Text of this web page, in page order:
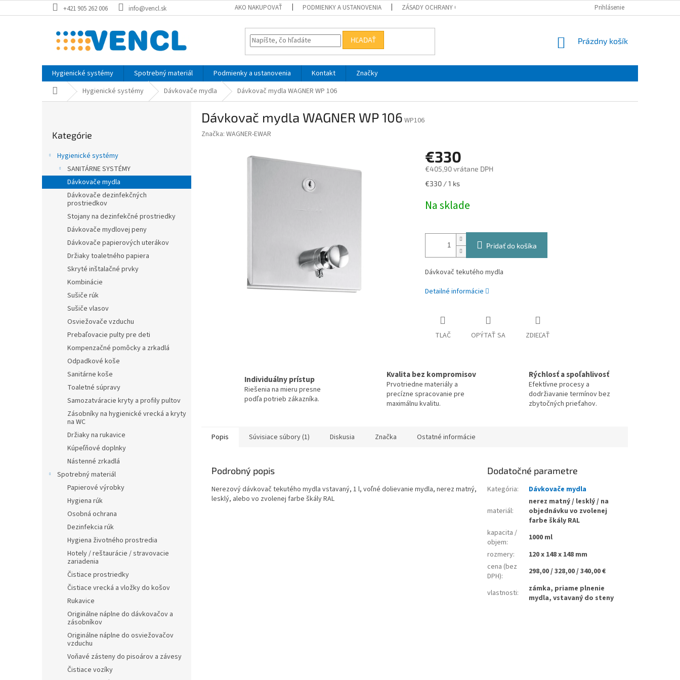
na
+421 905 262 006 info@vencl.sk AKO NAKUPOVAŤ PODMIENKY A USTANOVENIA ZÁSADY OCHRANY OSOBNÝCH ÚDAJOV Prihlásenie
HĽADAŤ
NÁKUPNÝ
Prázdny košík
Hygienické systémy Spotrebný materiál Podmienky a ustanovenia Kontakt
Značky
DomovHygienické systémy Dávkovače mydla Dávkovač mydla WAGNER WP 106
a
kategórie
Kategórie
Hygienické systémy
SANITÁRNE SYSTÉMY
Dávkovače mydla
Dávkovače dezinfekčných
prostriedkov
Stojany na dezinfekčné prostriedky
Dávkovače mydlovej peny
Dávkovače papierových uterákov
Držiaky toaletného papiera
Skryté inštalačné prvky
Kombinácie
Sušiče rúk
Sušiče vlasov
Osviežovače vzduchu
Prebaľovacie pulty pre deti
Kompenzačné pomôcky a zrkadlá
Odpadkové koše
Sanitárne koše
Toaletné súpravy
Samozatváracie kryty a profily pultov
Zásobníky na hygienické vrecká a kryty
na WC
Držiaky na rukavice
Kúpeľňové doplnky
Nástenné zrkadlá
Spotrebný materiál
Papierové výrobky
Hygiena rúk
Osobná ochrana
Dezinfekcia rúk
Hygiena životného prostredia
Hotely / reštaurácie / stravovacie
zariadenia
Čistiace prostriedky
Čistiace vrecká a vložky do košov
Rukavice
Originálne náplne do dávkovačov a
zásobníkov
Originálne náplne do osviežovačov
vzduchu
Voňavé zásteny do pisoárov a závesy
Čistiace vozíky
Dávkovač mydla WAGNER WP 106 WP106
Značka: WAGNER-EWAR
€330
€405,90 vrátane DPH
Jednotková
€330 / 1 ks
Na sklade
Pridať do košíka
Dávkovač tekutého mydla
Detailné informácie
TLAČ OPÝTAŤ SA ZDIEĽAŤ
Individuálny prístup
Riešenia na mieru presne
podľa potrieb zákazníka.
Kvalita bez kompromisov
Prvotriedne materiály a
precízne spracovanie pre
maximálnu kvalitu.
Rýchlosť a spoľahlivosť
Efektívne procesy a
dodržiavanie termínov bez
zbytočných prieťahov.
Popis Súvisiace súbory (1) Diskusia Značka Ostatné informácie
Podrobný popis
Nerezový dávkovač tekutého mydla vstavaný, 1 l, voľné dolievanie mydla, nerez matný,
lesklý, alebo vo zvolenej farbe škály RAL
Dodatočné parametre
Kategória: Dávkovače mydla
materiál:
nerez matný / lesklý / na
objednávku vo zvolenej
farbe škály RAL
kapacita /
objem:
1000 ml
rozmery:
120 x 148 x 148 mm
cena (bez
DPH): 298,00 / 328,00 / 340,00 €
vlastnosti:
zámka, priame plnenie
mydla, vstavaný do steny